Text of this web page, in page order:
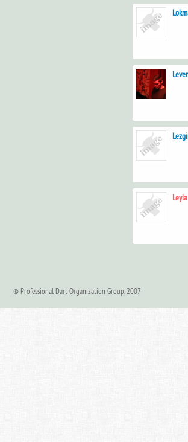
© Professional Dart Organization Group, 2007